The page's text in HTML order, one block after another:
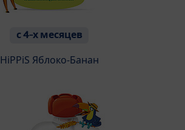
с 4-х месяцев
HiPPiS Яблоко-Банан